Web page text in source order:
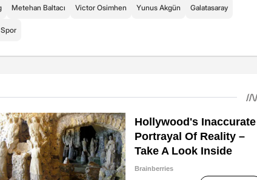
Metehan Baltacı Victor Osimhen Yunus Akgün Galatasaray
Spor